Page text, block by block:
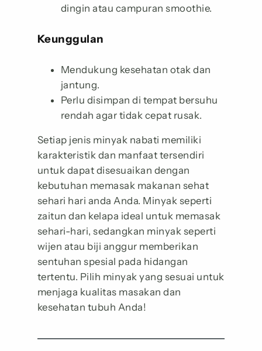
dingin atau campuran smoothie.
Keunggulan
Mendukung kesehatan otak dan
jantung.
Perlu disimpan di tempat bersuhu
rendah agar tidak cepat rusak.
Setiap jenis minyak nabati memiliki
karakteristik dan manfaat tersendiri
untuk dapat disesuaikan dengan
kebutuhan memasak makanan sehat
sehari hari anda Anda. Minyak seperti
zaitun dan kelapa ideal untuk memasak
sehari-hari, sedangkan minyak seperti
wijen atau biji anggur memberikan
sentuhan spesial pada hidangan
tertentu. Pilih minyak yang sesuai untuk
menjaga kualitas masakan dan
kesehatan tubuh Anda!